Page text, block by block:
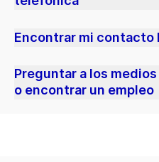
Encontrar mi contacto
Preguntar a los
o encontrar un empleo